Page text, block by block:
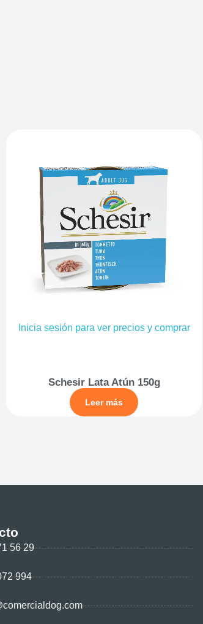
Inicia sesión para ver precios y comprar
Schesir Lata Atún 150g
Leer más
56 29
994